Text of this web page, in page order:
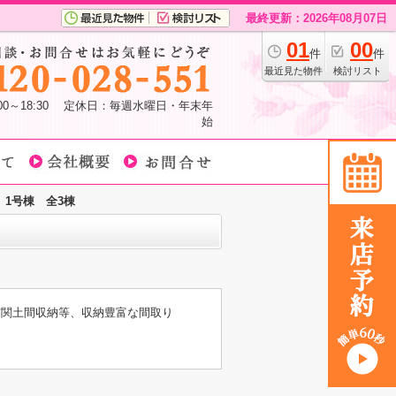
最終更新：2026年08月07日
01件
最近見た物件
00件
検討リスト
～18:30 定休日：毎週水曜日・年末年
始
1号棟 全3棟
土間収納等、収納豊富な間取り